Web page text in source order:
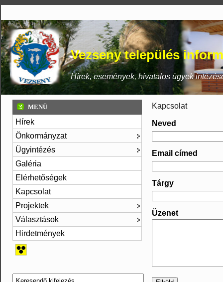
Vezseny település
Hírek, események, hivatalos ügyek
MENÜ
Hírek
Önkormányzat
Ügyintézés
Galéria
Elérhetőségek
Kapcsolat
Projektek
Választások
Hirdetmények
Kapcsolat
Neved
Email címed
Tárgy
Üzenet